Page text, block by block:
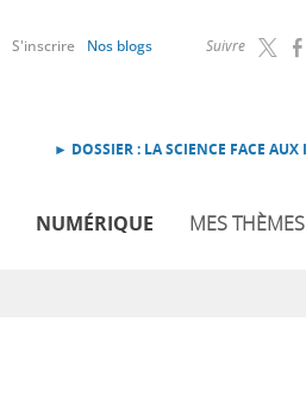
Suivre
S'inscrire Nos blogs
► DOSSIER : LA SCIENCE FACE AUX
NUMÉRIQUE MES THÈMES